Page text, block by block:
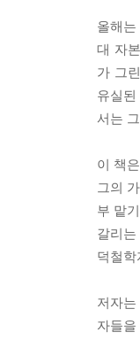
올해
대 자
가 그
유실
서는
이 책
그의
부 맡
갈리
덕철
저자
자들